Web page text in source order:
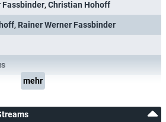
Fassbinder, Christian Hohoff
, Rainer Werner Fassbinder
mehr